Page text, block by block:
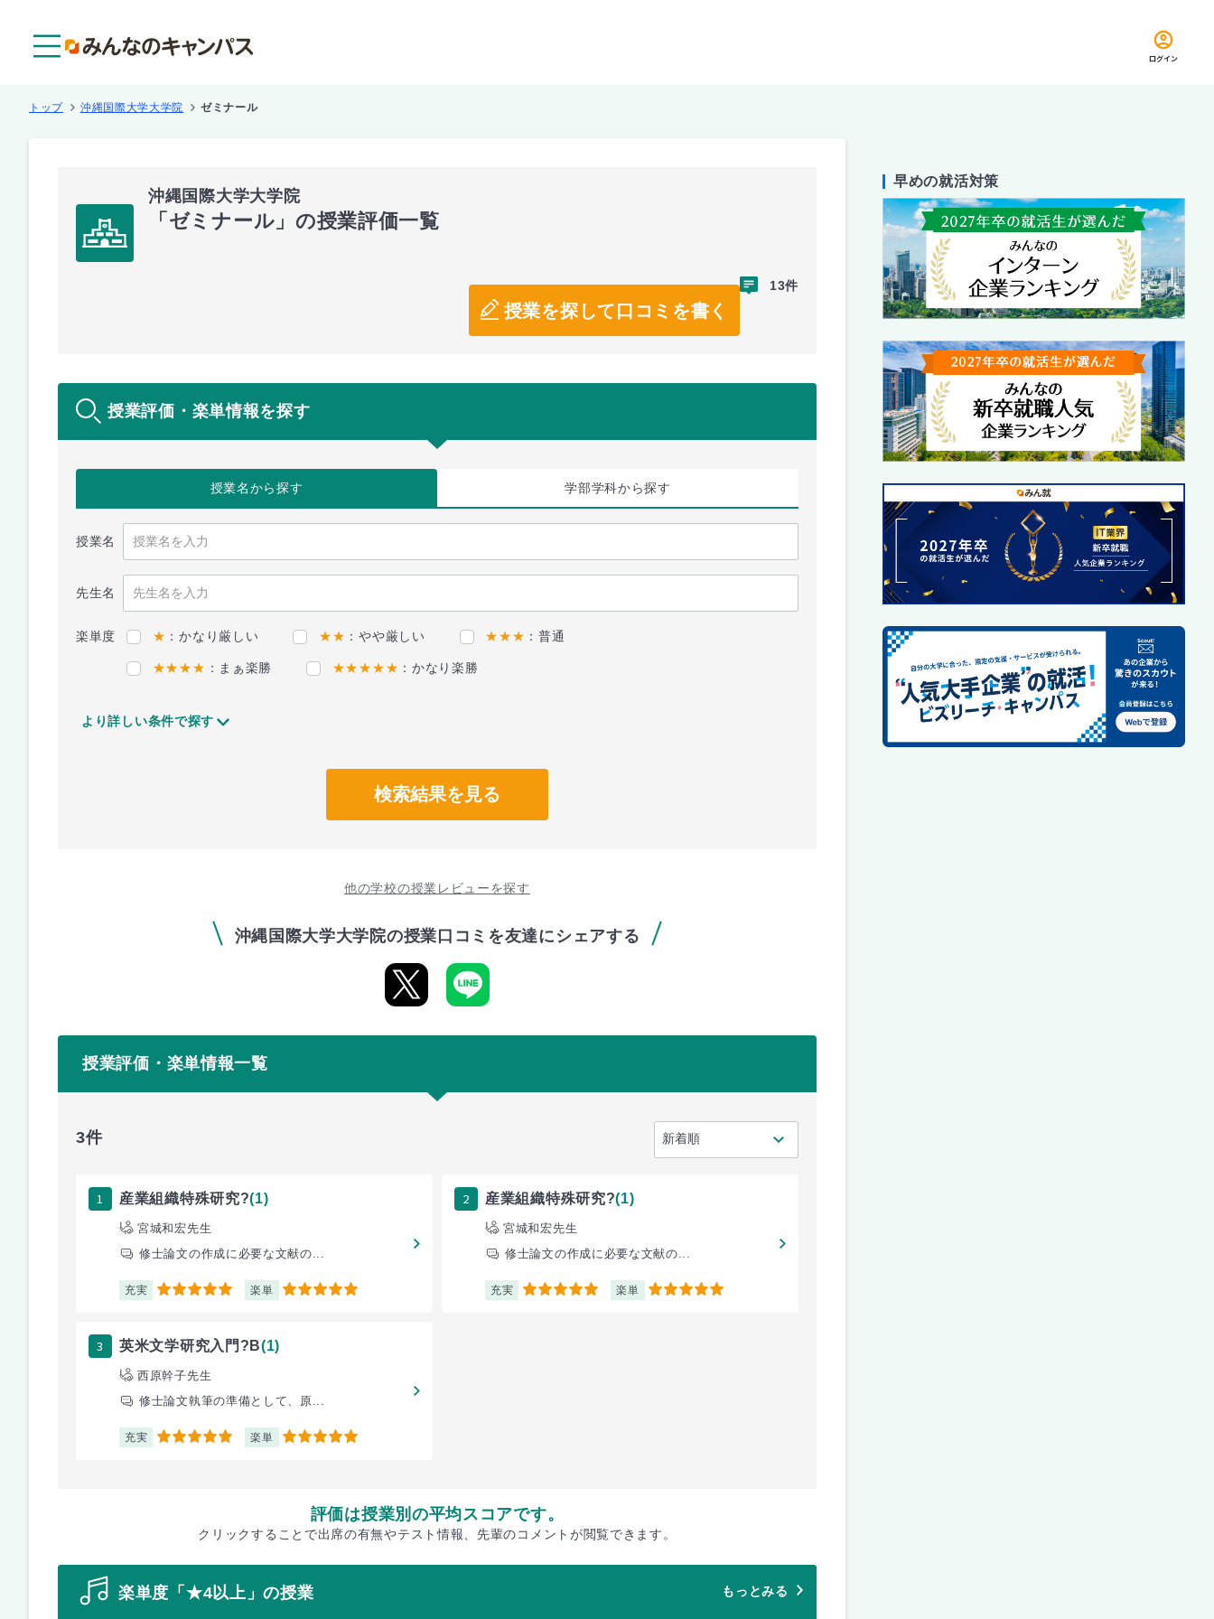
ログイン
トップ 沖縄国際大学大学院 ゼミナール
沖縄国際大学大学院
「ゼミナール」の授業評価一覧
授業を探して口コミを書く
13件
授業評価・楽単情報を探す
授業名から探す 学部学科から探す
授業名
先生名
楽単度 ★ ：かなり厳しい ★★ ：やや厳しい ★★★ ：普通
★★★★ ：まぁ楽勝 ★★★★★ ：かなり楽勝
より詳しい条件で探す
検索結果を見る
他の学校の授業レビューを探す
沖縄国際大学大学院の授業口コミを友達にシェアする
授業評価・楽単情報一覧
3件
1 産業組織特殊研究?(1)
宮城和宏先生
修士論文の作成に必要な文献の...
充実 5 楽単 5
2 産業組織特殊研究?(1)
宮城和宏先生
修士論文の作成に必要な文献の...
充実 5 楽単 5
3 英米文学研究入門?B(1)
西原幹子先生
修士論文執筆の準備として、原...
充実 5 楽単 5
評価は授業別の平均スコアです。
クリックすることで出席の有無やテスト情報、先輩のコメントが閲覧できます。
楽単度「★4以上」の授業 もっとみる
早めの就活対策